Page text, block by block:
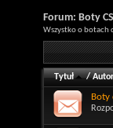
Forum: Boty
Wszystko o botach
Tytuł /
Boty